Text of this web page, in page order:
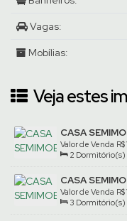
Vagas:
Mobílias:
Veja estes
CASA
RAU
R$
Valor de Venda
Brasil
2 Dormitório(s)
CASA
AMIZADE
R$
Valor de Venda
Catarina, Brasil
3 Dormitório(s)